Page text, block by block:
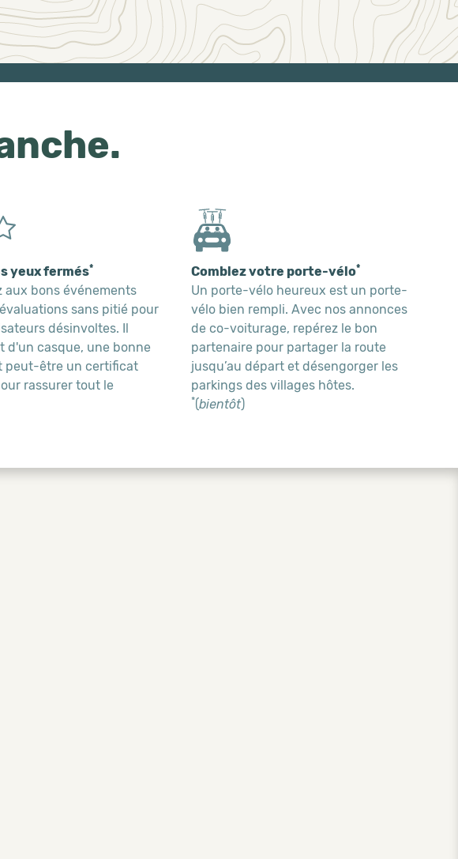
yeux fermés*
aux bons événements
sans pitié pour
désinvoltes. Il
d'un casque, une bonne
peut-être un certificat
rassurer tout le
Comblez votre porte-vélo*
Un porte-vélo heureux est un porte-
vélo bien rempli. Avec nos annonces
de co-voiturage, repérez le bon
partenaire pour partager la route
jusqu’au départ et désengorger les
parkings des villages hôtes.
*(bientôt)